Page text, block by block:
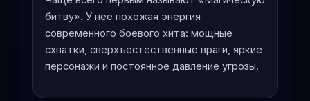
битву». У нее похожая энергия
современного боевого хита: мощные
схватки, сверхъестественные враги, яркие
персонажи и постоянное давление угрозы.